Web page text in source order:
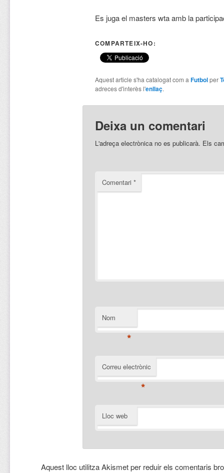
Es juga el masters wta amb la
COMPARTEIX-HO:
Aquest article s'ha catalogat com a Futbolper
adreces d'interès l'enllaç.
Deixa un comentari
L'adreça electrònica no es publicarà. Els
Comentari *
Nom
*
Correu electrònic
*
Lloc web
Aquest lloc utilitza Akismet per reduir els comentaris